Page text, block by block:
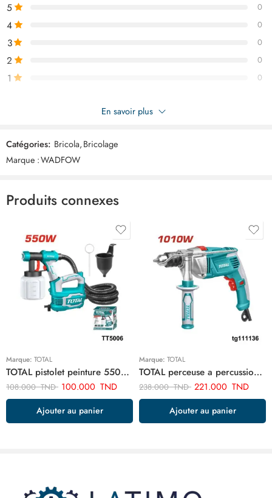
5 0
4 0
3 0
2 0
1 0
Soyez le premier à donner votre avis sur “WADFOW Niveau d’eau
10cm WSL0G20”
Commentaires
Il n'y a pas encore de critiques.
En savoir plus
Catégories: Bricola,Bricolage
Marque :WADFOW
Produits connexes
Marque: TOTAL
TOTAL pistolet peinture 550w TT5006
108.000TND 100.000 TND
Ajouter au panier
Marque: TOTAL
TOTAL perceuse a percussion 13mm-1010w TG111136
238.000TND 221.000 TND
Ajouter au panier